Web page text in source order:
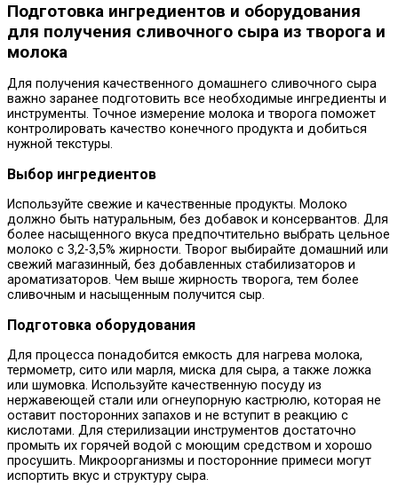
Подготовка ингредиентов и оборудования
для получения сливочного сыра из творога и
молока
Для получения качественного домашнего сливочного сыра
важно заранее подготовить все необходимые ингредиенты и
инструменты. Точное измерение молока и творога поможет
контролировать качество конечного продукта и добиться
нужной текстуры.
Выбор ингредиентов
Используйте свежие и качественные продукты. Молоко
должно быть натуральным, без добавок и консервантов. Для
более насыщенного вкуса предпочтительно выбрать цельное
молоко с 3,2-3,5% жирности. Творог выбирайте домашний или
свежий магазинный, без добавленных стабилизаторов и
ароматизаторов. Чем выше жирность творога, тем более
сливочным и насыщенным получится сыр.
Подготовка оборудования
Для процесса понадобится емкость для нагрева молока,
термометр, сито или марля, миска для сыра, а также ложка
или шумовка. Используйте качественную посуду из
нержавеющей стали или огнеупорную кастрюлю, которая не
оставит посторонних запахов и не вступит в реакцию с
кислотами. Для стерилизации инструментов достаточно
промыть их горячей водой с моющим средством и хорошо
просушить. Микроорганизмы и посторонние примеси могут
испортить вкус и структуру сыра.